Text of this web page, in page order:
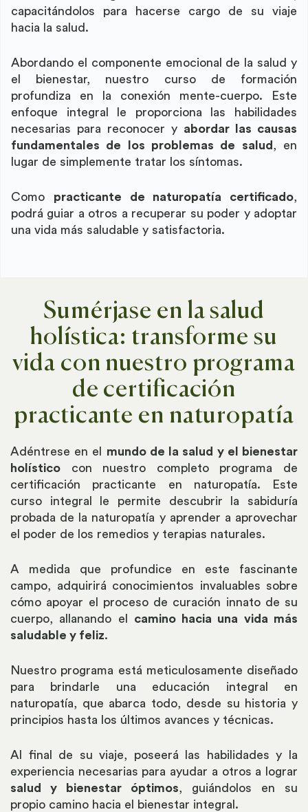
capacitándolos para hacerse cargo de su viaje
hacia la salud.
Abordando el componente emocional de la salud y
el bienestar, nuestro curso de formación
profundiza en la conexión mente-cuerpo. Este
enfoque integral le proporciona las habilidades
necesarias para reconocer y abordar las causas
fundamentales de los problemas de salud , en
lugar de simplemente tratar los síntomas.
Como practicante de naturopatía certificado,
podrá guiar a otros a recuperar su poder y adoptar
una vida más saludable y satisfactoria.
Sumérjase en la salud
holística: transforme su
vida con nuestro programa
de certificación
practicante en naturopatía
Adéntrese en el mundo de la salud y el bienestar
holístico con nuestro completo programa de
certificación practicante en naturopatía. Este
curso integral le permite descubrir la sabiduría
probada de la naturopatía y aprender a aprovechar
el poder de los remedios y terapias naturales.
A medida que profundice en este fascinante
campo, adquirirá conocimientos invaluables sobre
cómo apoyar el proceso de curación innato de su
cuerpo, allanando el camino hacia una vida más
saludable y feliz.
Nuestro programa está meticulosamente diseñado
para brindarle una educación integral en
naturopatía, que abarca todo, desde su historia y
principios hasta los últimos avances y técnicas.
Al final de su viaje, poseerá las habilidades y la
experiencia necesarias para ayudar a otros a lograr
salud y bienestar óptimos, guiándolos en su
propio camino hacia el bienestar integral.